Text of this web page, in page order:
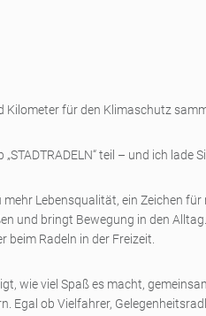
Kilometer für den Klimaschutz
teil – und ich lade
Lebensqualität, ein Zeichen
und bringt Bewegung in den
Radeln in der Freizeit.
wie viel Spaß es macht,
ob Vielfahrer,